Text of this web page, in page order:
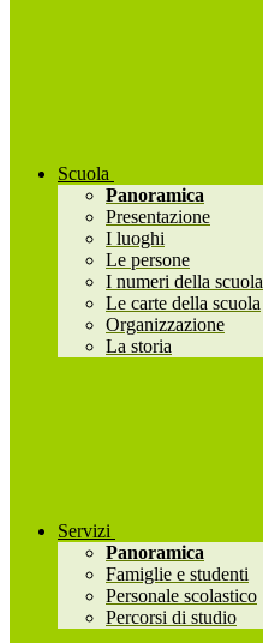
Scuola
Panoramica
Presentazione
I luoghi
Le persone
I numeri della scuola
Le carte della scuola
Organizzazione
La storia
Servizi
Panoramica
Famiglie e studenti
Personale scolastico
Percorsi di studio